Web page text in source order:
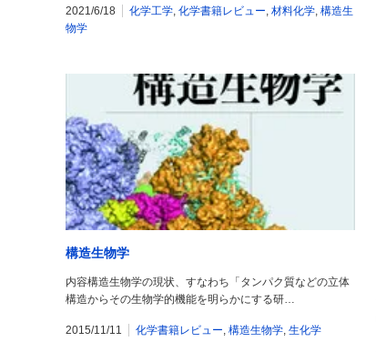
2021/6/18 化学工学, 化学書籍レビュー, 材料化学, 構造生
物学
構造生物学
内容構造生物学の現状、すなわち「タンパク質などの立体
構造からその生物学的機能を明らかにする研…
2015/11/11 化学書籍レビュー, 構造生物学, 生化学